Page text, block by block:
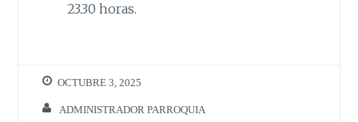
23.30 horas.
OCTUBRE 3, 2025
ADMINISTRADOR PARROQUIA